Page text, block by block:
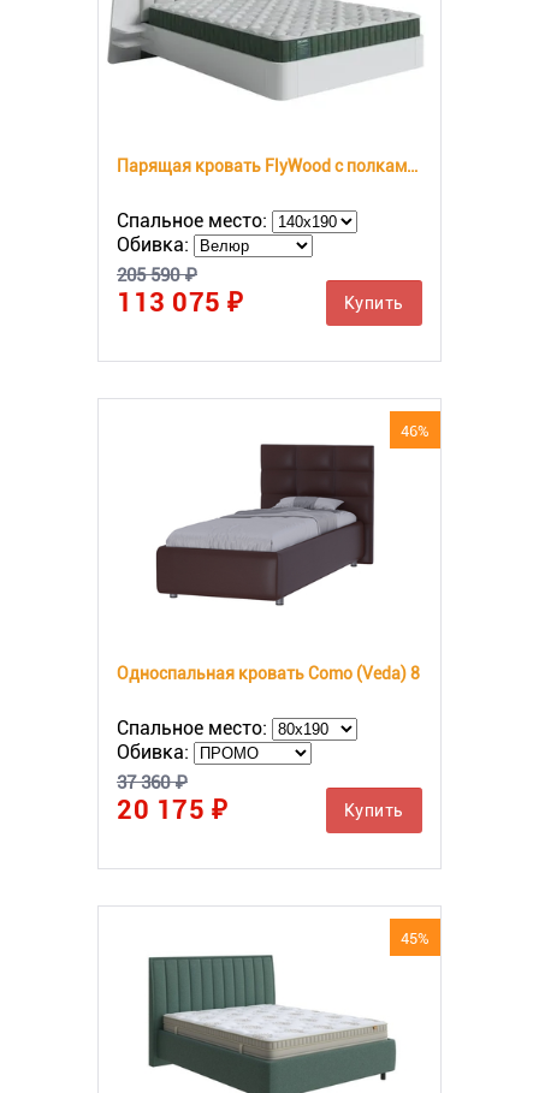
Парящая кровать FlyWood с полками (береза)
Спальное место:
Обивка:
205 590 ₽
113 075 ₽ Купить
46%
Односпальная кровать Como (Veda) 8
Спальное место:
Обивка:
37 360 ₽
20 175 ₽ Купить
45%